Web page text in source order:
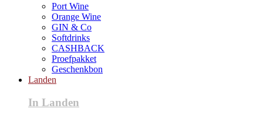
Port Wine
Orange Wine
GIN & Co
Softdrinks
CASHBACK
Proefpakket
Geschenkbon
Landen
In Landen